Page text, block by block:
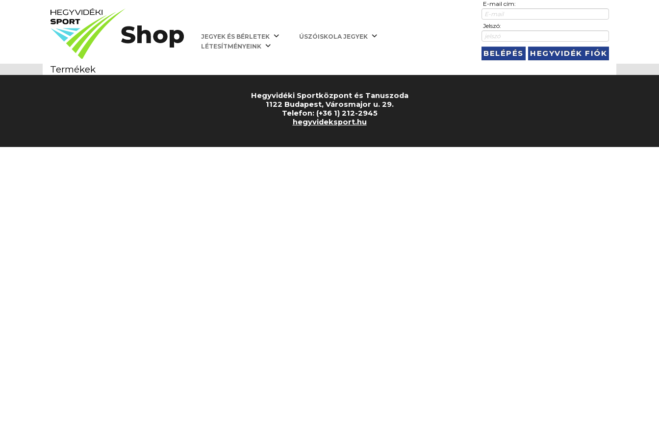
JEGYEK ÉS BÉRLETEK
ÚSZÓISKOLA JEGYEK
LÉTESÍTMÉNYEINK
E-mail cím:
Jelszó:
BELÉPÉS HEGYVIDÉK FIÓK
Termékek
Hegyvidéki Sportközpont és Tanuszoda
1122 Budapest, Városmajor u. 29.
Telefon: (+36 1) 212-2945
hegyvideksport.hu